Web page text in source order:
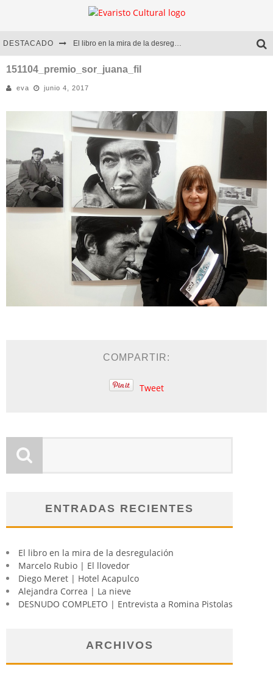
DESTACADO El libro en la mira de la desregulación
Marcelo Rubio | El llovedor
Diego Meret | Hotel Acapulco
Alejandra Correa | La nieve
151104_premio_sor_juana_fil
eva junio 4, 2017
COMPARTIR:
Tweet
ENTRADAS RECIENTES
El libro en la mira de la desregulación
Marcelo Rubio | El llovedor
Diego Meret | Hotel Acapulco
Alejandra Correa | La nieve
DESNUDO COMPLETO | Entrevista a Romina Pistolas
ARCHIVOS